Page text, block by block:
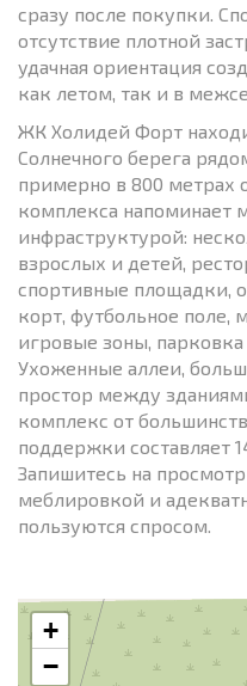
сразу после покупки.
отсутствие плотной
удачная ориентация
как летом, так и в
ЖК Холидей Форт
Солнечного берега
примерно в 800 метрах
комплекса напоминает
инфраструктурой:
взрослых и детей,
спортивные площадки,
корт, футбольное поле,
игровые зоны, парковка
Ухоженные аллеи,
простор между
комплекс от
поддержки составляет
Запишитесь на
меблировкой и
пользуются спросом.
+
−